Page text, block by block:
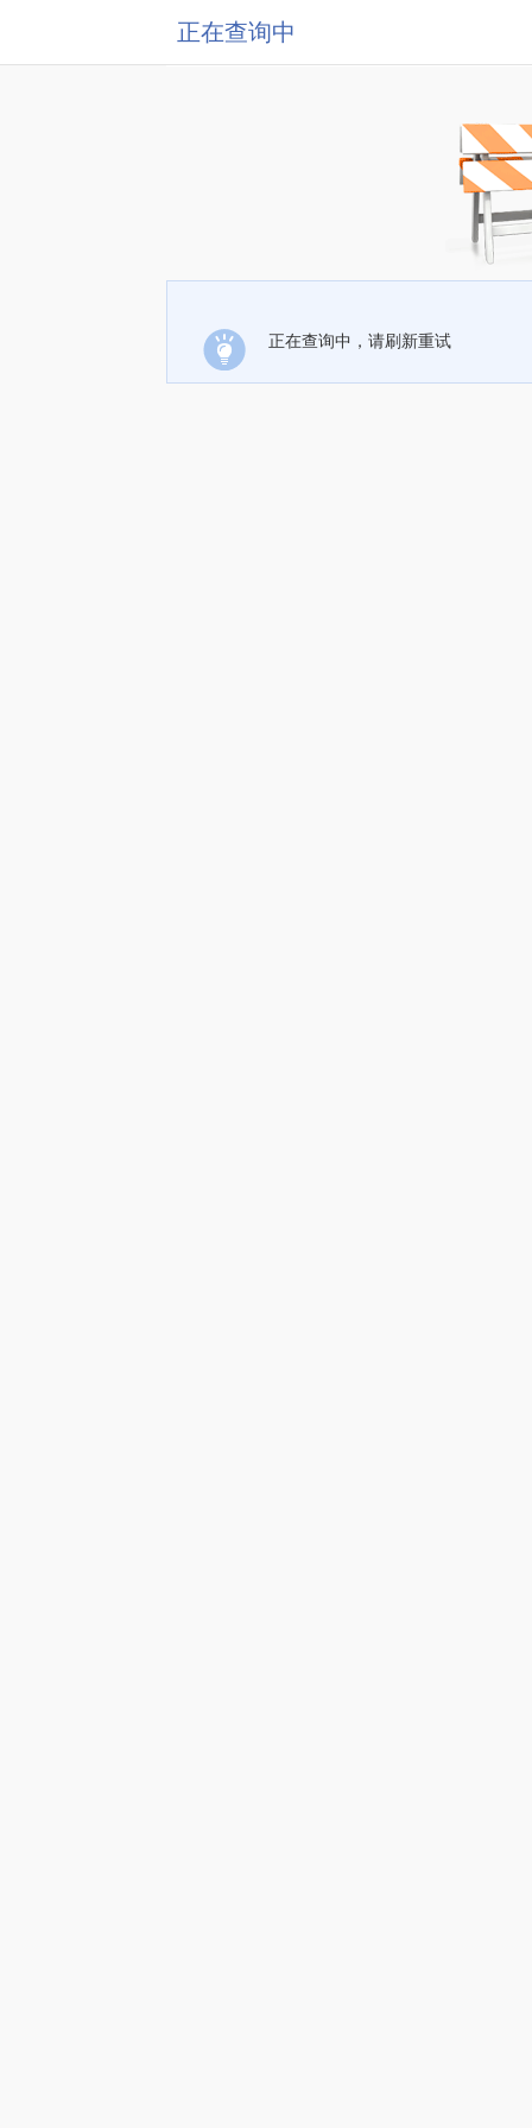
正在查询中
正在查询中，请刷新重试